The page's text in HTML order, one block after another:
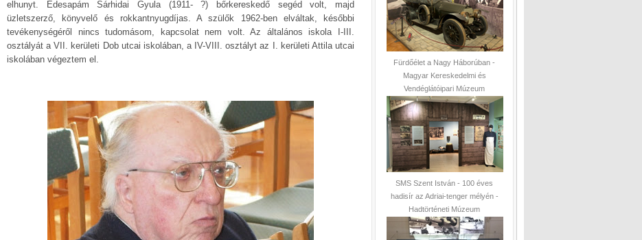
elhunyt. Édesapám Sárhidai Gyula (1911- ?) bőrkereskedő segéd volt, majd
üzletszerző, könyvelő és rokkantnyugdíjas. A szülők 1962-ben elváltak, későbbi
tevékenységéről nincs tudomásom, kapcsolat nem volt. Az általános iskola I-III.
osztályát a VII. kerületi Dob utcai iskolában, a IV-VIII. osztályt az I. kerületi Attila utcai
iskolában végeztem el.
Fürdőélet a Nagy Háborúban -
Magyar Kereskedelmi és
Vendéglátóipari Múzeum
SMS Szent István - 100 éves
hadisír az Adriai-tenger mélyén -
Hadtörténeti Múzeum